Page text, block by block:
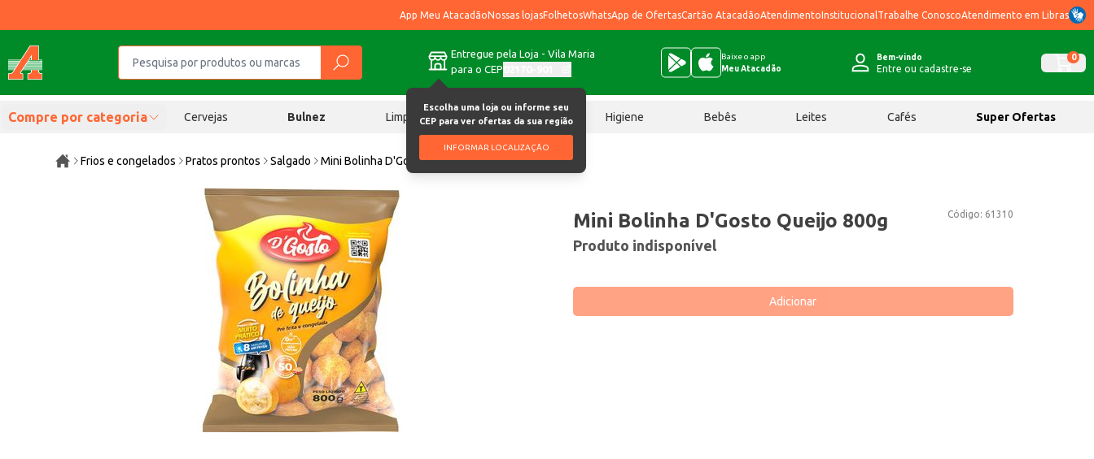
App Meu AtacadãoNossas lojasFolhetosWhatsApp de OfertasCartão AtacadãoAtendimentoInstitucional Trabalhe ConoscoAtendimento em Libras
Entregue pela Loja - Vila Maria
para o CEP
Escolha uma loja ou informe seu
CEP para ver ofertas da sua região
INFORMAR LOCALIZAÇÃO
Baixe o app
Meu Atacadão
Bem-vindo
Entre ou cadastre-se
0
Compre por categoria Cervejas Bulnez Limpeza Chocolates Higiene Bebês Leites Cafés Super Ofertas
Frios e congelados Pratos prontos Salgado Mini Bolinha D'Gosto Queijo 800g
Código: 61310
Mini Bolinha D'Gosto Queijo 800g
Produto indisponível
Adicionar